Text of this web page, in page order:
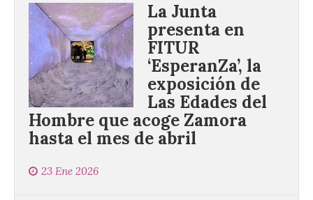
La Junta
presenta en
FITUR
‘EsperanZa’, la
exposición de
Las Edades del
Hombre que acoge Zamora
hasta el mes de abril
23 Ene 2026